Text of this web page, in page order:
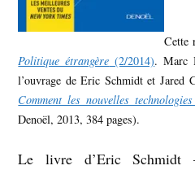
Cette
Politique étrangère (2/2014). Marc
l’ouvrage de Eric Schmidt et Jared
Comment les nouvelles
Denoël, 2013, 384 pages).
Le livre d’Eric Schmidt